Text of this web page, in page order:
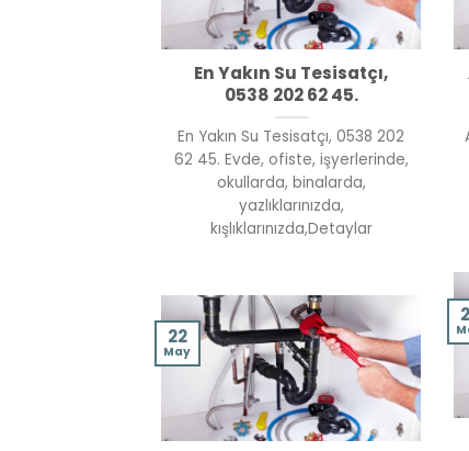
En Yakın Su Tesisatçı,
0538 202 62 45.
En Yakın Su Tesisatçı, 0538 202
62 45. Evde, ofiste, işyerlerinde,
okullarda, binalarda,
yazlıklarınızda,
kışlıklarınızda,Detaylar
22
May